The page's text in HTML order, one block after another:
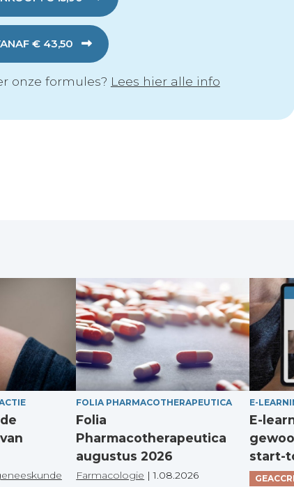
€ 43,50
onze formules? Lees hier alle info
FOLIA PHARMACOTHERAPEUTICA
Folia
Pharmacotherapeutica
augustus 2026
Farmacologie |1.08.2026
E-
E-
start-